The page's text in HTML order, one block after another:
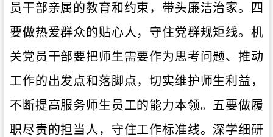
员干部亲属的教育和约束，带头廉洁治家。四
要做热爱群众的贴心人，守住党群规矩线。机
关党员干部要把师生需要作为思考问题、推动
工作的出发点和落脚点，切实维护师生利益，
不断提高服务师生员工的能力本领。五要做履
职尽责的担当人，守住工作标准线。深学细研